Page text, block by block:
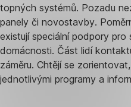
topných systémů. Pozadu
panely či novostavby.
existují speciální podpory
domácnosti. Část lidí
záměru. Chtějí se
jednotlivými programy a